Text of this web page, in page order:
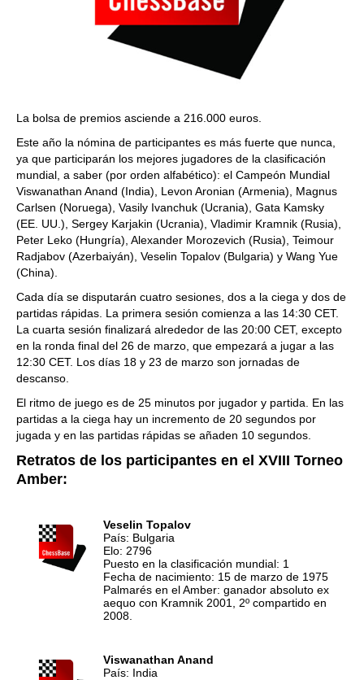
La bolsa de premios asciende a 216.000 euros.
Este año la nómina de participantes es más fuerte que nunca,
ya que participarán los mejores jugadores de la clasificación
mundial, a saber (por orden alfabético): el Campeón Mundial
Viswanathan Anand (India), Levon Aronian (Armenia), Magnus
Carlsen (Noruega), Vasily Ivanchuk (Ucrania), Gata Kamsky
(EE. UU.), Sergey Karjakin (Ucrania), Vladimir Kramnik (Rusia),
Peter Leko (Hungría), Alexander Morozevich (Rusia), Teimour
Radjabov (Azerbaiyán), Veselin Topalov (Bulgaria) y Wang Yue
(China).
Cada día se disputarán cuatro sesiones, dos a la ciega y dos de
partidas rápidas. La primera sesión comienza a las 14:30 CET.
La cuarta sesión finalizará alrededor de las 20:00 CET, excepto
en la ronda final del 26 de marzo, que empezará a jugar a las
12:30 CET. Los días 18 y 23 de marzo son jornadas de
descanso.
El ritmo de juego es de 25 minutos por jugador y partida. En las
partidas a la ciega hay un incremento de 20 segundos por
jugada y en las partidas rápidas se añaden 10 segundos.
Retratos de los participantes en el XVIII Torneo
Amber:
Veselin Topalov
País: Bulgaria
Elo: 2796
Puesto en la clasificación mundial: 1
Fecha de nacimiento: 15 de marzo de 1975
Palmarés en el Amber: ganador absoluto ex
aequo con Kramnik 2001, 2º compartido en
2008.
Viswanathan Anand
País: India